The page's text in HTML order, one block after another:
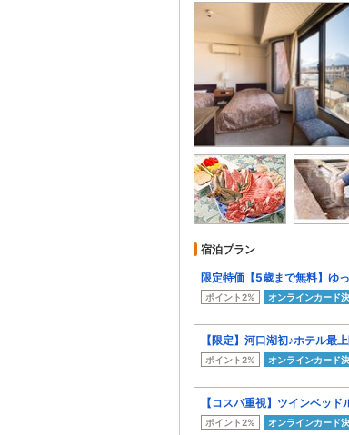
宿泊プラン
限定特価【5歳まで無料】ゆ
ポイント2% オンラインカード
【限定】河口湖初♪ホテル最
ポイント2% オンラインカード
【コスパ重視】ツインベッド
ポイント2% オンラインカード